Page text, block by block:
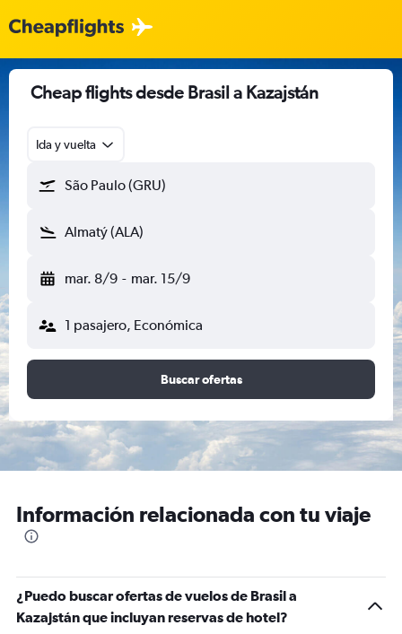
Cheap flights desde Brasil a Kazajstán
Ida y vuelta
São Paulo (GRU)
Almatý (ALA)
mar. 8/9 - mar. 15/9
1 pasajero, Económica
Buscar ofertas
Información relacionada con tu viaje
¿Puedo buscar ofertas de vuelos de Brasil a
Kazajstán que incluyan reservas de hotel?